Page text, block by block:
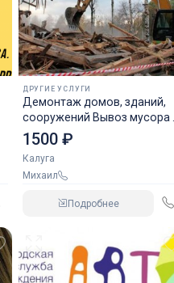
ДРУГИЕ УСЛУГИ
Демонтаж домов, зданий,
сооружений Вывоз мусора с
объектов
1500 ₽
Калуга
Михаил
Подробнее